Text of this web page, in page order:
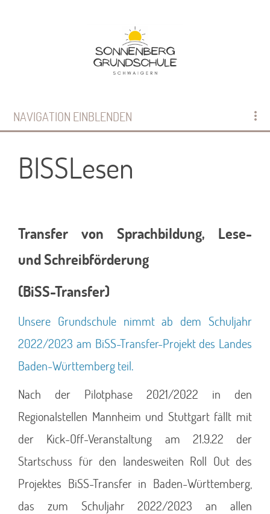
NAVIGATION EINBLENDEN
BISSLesen
Transfer von Sprachbildung, Lese-
und Schreibförderung
(BiSS-Transfer)
Unsere Grundschule nimmt ab dem Schuljahr
2022/2023 am BiSS-Transfer-Projekt des Landes
Baden-Württemberg teil.
Nach der Pilotphase 2021/2022 in den
Regionalstellen Mannheim und Stuttgart fällt mit
der Kick-Off-Veranstaltung am 21.9.22 der
Startschuss für den landesweiten Roll Out des
Projektes BiSS-Transfer in Baden-Württemberg,
das zum Schuljahr 2022/2023 an allen